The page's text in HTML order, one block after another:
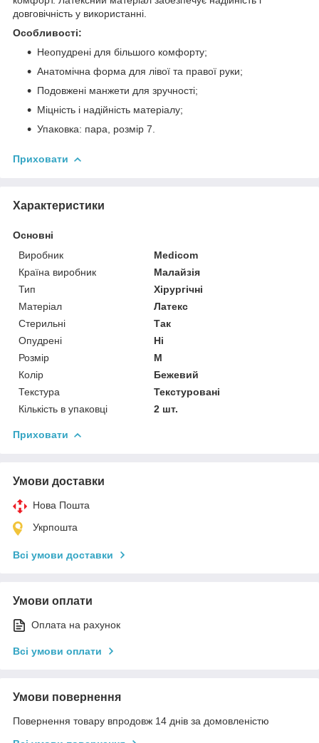
довговічність у використанні.
Особливості:
Неопудрені для більшого комфорту;
Анатомічна форма для лівої та правої руки;
Подовжені манжети для зручності;
Міцність і надійність матеріалу;
Упаковка: пара, розмір 7.
Приховати
Характеристики
Основні
Виробник
Medicom
Країна виробник
Малайзія
Тип
Хірургічні
Матеріал
Латекс
Стерильні
Так
Опудрені
Ні
Розмір
M
Колір
Бежевий
Текстура
Текстуровані
Кількість в упаковці
2 шт.
Приховати
Умови доставки
Нова Пошта
Укрпошта
Всі умови доставки
Умови оплати
Оплата на рахунок
Всі умови оплати
Умови повернення
Повернення товару впродовж 14 днів за домовленістю